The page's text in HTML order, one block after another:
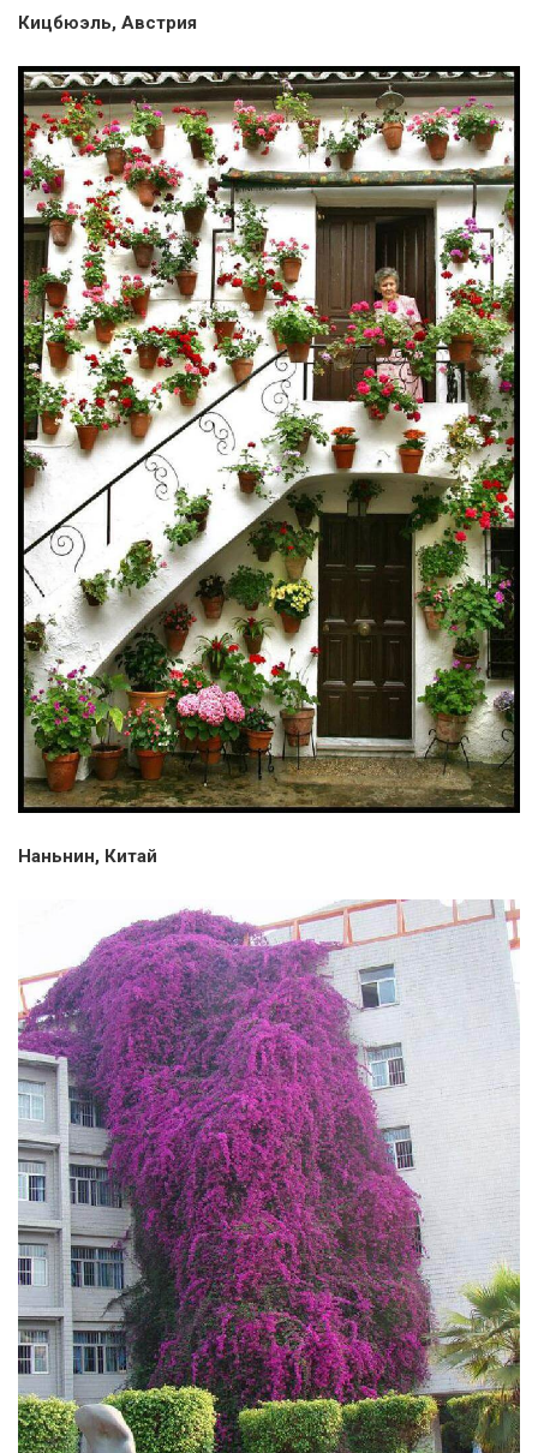
Кицбюэль, Австрия
Наньнин, Китай